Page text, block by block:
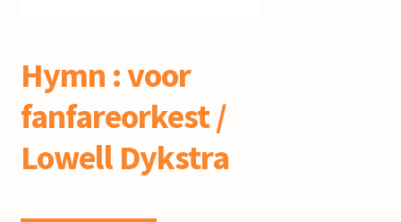
Hymn : voor
fanfareorkest /
Lowell Dykstra